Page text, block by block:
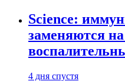
Science:
заменяются на
4 дня спустя